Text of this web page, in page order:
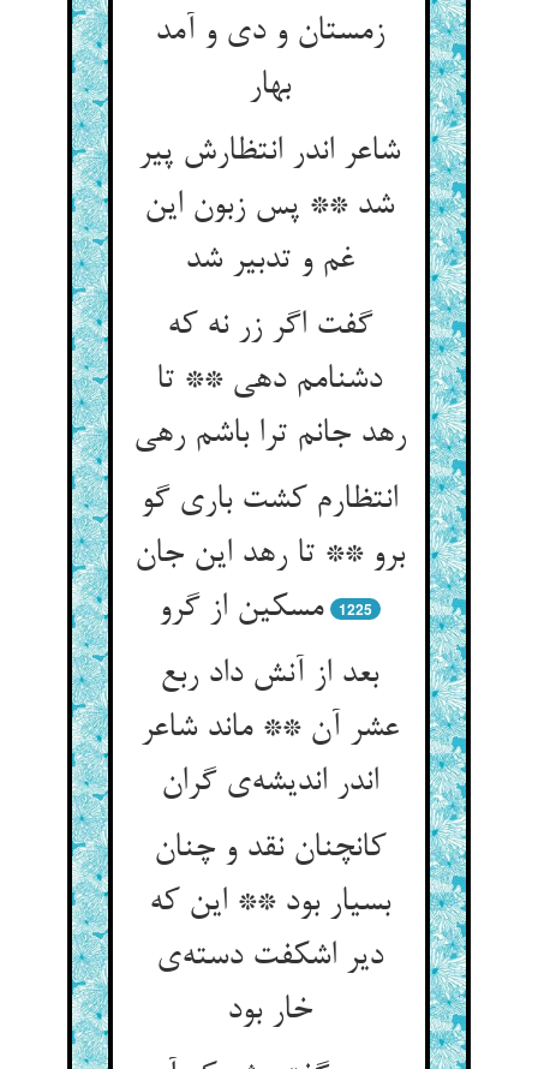
زمستان و دی و آمد
بهار
شاعر اندر انتظارش پیر
شد ** پس زبون این
غم و تدبیر شد
گفت اگر زر نه که
دشنامم دهی ** تا
رهد جانم ترا باشم رهی
انتظارم کشت باری گو
برو ** تا رهد این جان
مسکین از گرو
1225
بعد از آنش داد ربع
عشر آن ** ماند شاعر
اندر اندیشه‌ی گران
کانچنان نقد و چنان
بسیار بود ** این که
دیر اشکفت دسته‌ی
خار بود